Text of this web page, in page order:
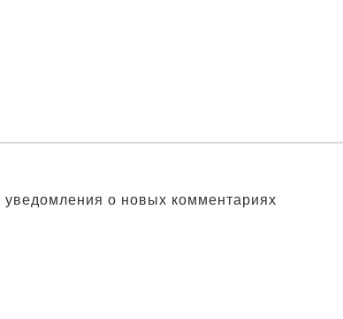
уведомления о новых комментариях